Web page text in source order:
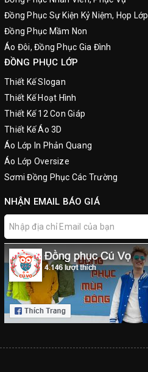
Đồng Phục Sự Kiện Kỷ Niệm, Họp Lớp
Đồng Phục Mầm Non
Áo Đôi, Đồng Phục Gia Đình
ĐỒNG PHỤC LỚP
Thiết Kế Slogan
Thiết Kế Hoạt Hình
Thiết Kế 12 Con Giáp
Thiết Kế Áo 3D
Áo Lớp In Phản Quang
Áo Lớp Oversize
Sơmi Đồng Phục Các Trường
NHẬN EMAIL BÁO GIÁ